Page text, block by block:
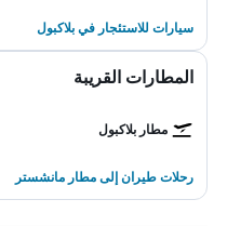
سيارات للاستئجار في بلاكبول
المطارات القريبة
مطار بلاكبول
رحلات طيران إلى مطار مانشستر